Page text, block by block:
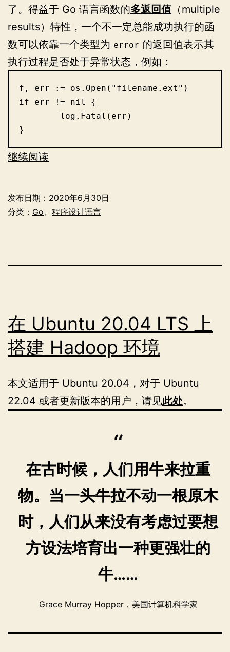
了。得益于 Go 语言函数的多返回值 （multiple
results）特性，一个不一定总能成功执行的函
数可以依靠一个类型为 error 的返回值表示其
执行过程是否处于异常状态，例如：
f, err := os.Open("filename.ext")
if err != nil {
}
继续阅读
中
发布日期： 2020年6月30日
分类： Go 程序设计语言
在 Ubuntu 20.04 LTS 上
搭建 Hadoop 环境
本文适用于 Ubuntu 20.04，对于 Ubuntu
22.04 或者更新版本的用户，请见此处。
在古时候，人们用牛来拉重
物。当一头牛拉不动一根原木
时，人们从来没有考虑过要想
方设法培育出一种更强壮的
牛……
Grace Murray Hopper，美国计算机科学家